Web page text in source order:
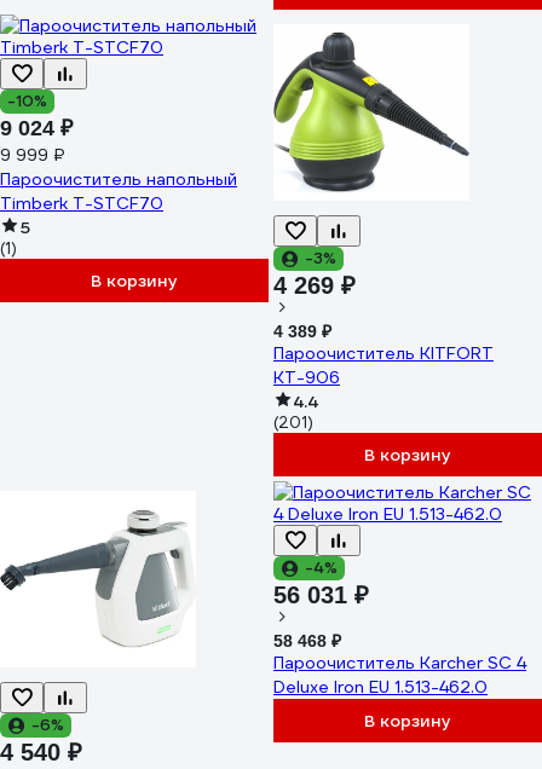
-10%
9 024 ₽
9 999 ₽
Пароочиститель напольный
Timberk T-STCF70
5
(1)
В корзину
-3%
4 269 ₽
4 389 ₽
Пароочиститель KITFORT
КТ-906
4.4
(201)
В корзину
-6%
4 540 ₽
-4%
56 031 ₽
58 468 ₽
Пароочиститель Karcher SC 4
Deluxe Iron EU 1.513-462.0
В корзину